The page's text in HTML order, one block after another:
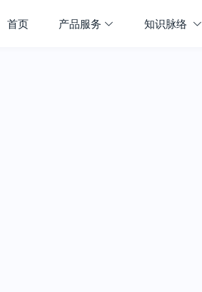
首页 产品服务 知识脉络